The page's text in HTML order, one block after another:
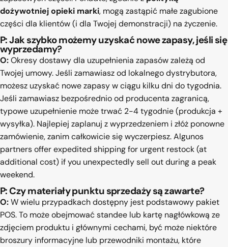
dożywotniej opieki marki, mogą zastąpić małe zagubione
części dla klientów (i dla Twojej demonstracji) na życzenie.
P: Jak szybko możemy uzyskać nowe zapasy, jeśli się
wyprzedamy?
O:Okresy dostawy dla uzupełnienia zapasów zależą od
Twojej umowy. Jeśli zamawiasz od lokalnego dystrybutora,
możesz uzyskać nowe zapasy w ciągu kilku dni do tygodnia.
Jeśli zamawiasz bezpośrednio od producenta zagranicą,
typowe uzupełnienie może trwać 2-4 tygodnie (produkcja +
wysyłka). Najlepiej zaplanuj z wyprzedzeniem i złóż ponowne
zamówienie, zanim całkowicie się wyczerpiesz. Algunos
partners offer expedited shipping for urgent restock (at
additional cost) if you unexpectedly sell out during a peak
weekend.
P: Czy materiały punktu sprzedaży są zawarte?
O:W wielu przypadkach dostępny jest podstawowy pakiet
POS. To może obejmować standee lub kartę nagłówkową ze
zdjęciem produktu i głównymi cechami, być może niektóre
broszury informacyjne lub przewodniki montażu, które